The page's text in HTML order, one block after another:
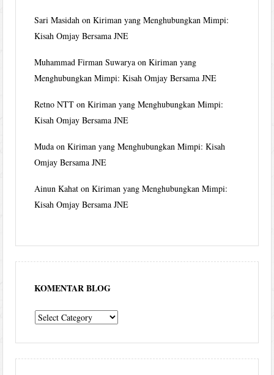
Sari Masidah onKiriman yang Menghubungkan Mimpi:
Kisah Omjay Bersama JNE
Muhammad Firman Suwarya onKiriman yang
Menghubungkan Mimpi: Kisah Omjay Bersama JNE
Retno NTT onKiriman yang Menghubungkan Mimpi:
Kisah Omjay Bersama JNE
Muda onKiriman yang Menghubungkan Mimpi: Kisah
Omjay Bersama JNE
Ainun Kahat onKiriman yang Menghubungkan Mimpi:
Kisah Omjay Bersama JNE
KOMENTAR BLOG
komentar